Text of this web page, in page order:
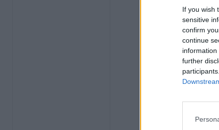
If you wish
sensitive
confirm
continue
further